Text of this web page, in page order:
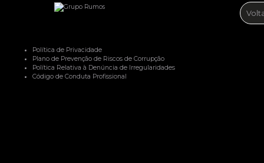
Política de Privacidade
Plano de Prevenção de Riscos de Corrupção
Política Relativa à Denúncia de Irregularidades
Código de Conduta Profissional